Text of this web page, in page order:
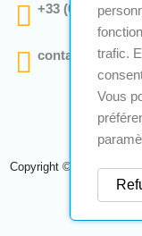
+33 (0)4 12 28
contact@a2s-
Copyright © 2026 A2S
trafic.
Vous